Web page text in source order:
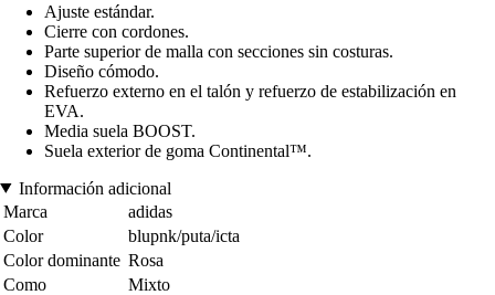
Ajuste estándar.
Cierre con cordones.
Parte superior de malla con secciones sin costuras.
Diseño cómodo.
Refuerzo externo en el talón y refuerzo de estabilización en
EVA.
Media suela BOOST.
Suela exterior de goma Continental™.
Información adicional
Marca
adidas
Color
blupnk/puta/icta
Color dominante Rosa
Como
Mixto